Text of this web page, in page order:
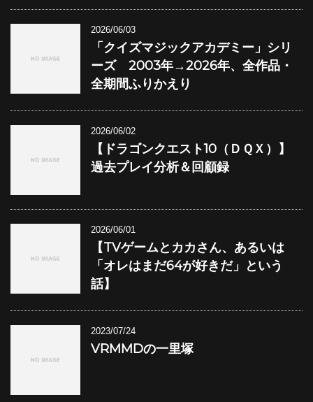
2026/06/03
「クイズマジックアカデミー」シリ
ーズ 2003年→2026年、全作品・
全期間ふりかえり
2026/06/02
【ドラゴンクエスト10（ＤＱＸ）】
過去プレイ分析＆回顧録
2026/06/01
【TVゲームとカカさん、あるいは
「オレはまだ64が好きだ」という
話】
2023/07/24
VRMMDの一里塚